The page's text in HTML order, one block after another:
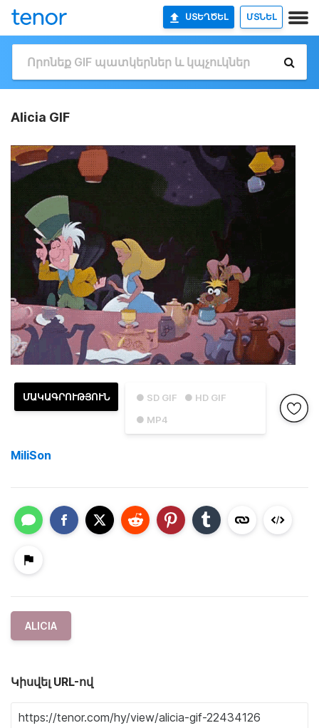
ՍՏԵՂԾԵԼ ՄՏՆԵԼ
Alicia GIF
● SD GIF
● HD GIF
● MP4
ՄԱԿԱԳՐՈՒԹՅՈՒՆ
MiliSon
ALICIA
Կիսվել URL-ով